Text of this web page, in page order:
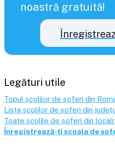
noastră gratuită!
Legături utile
Topul școlilor de șoferi din
Lista școlilor de șoferi din
Toate școlile de șoferi din
Înregistrează-ți școala de